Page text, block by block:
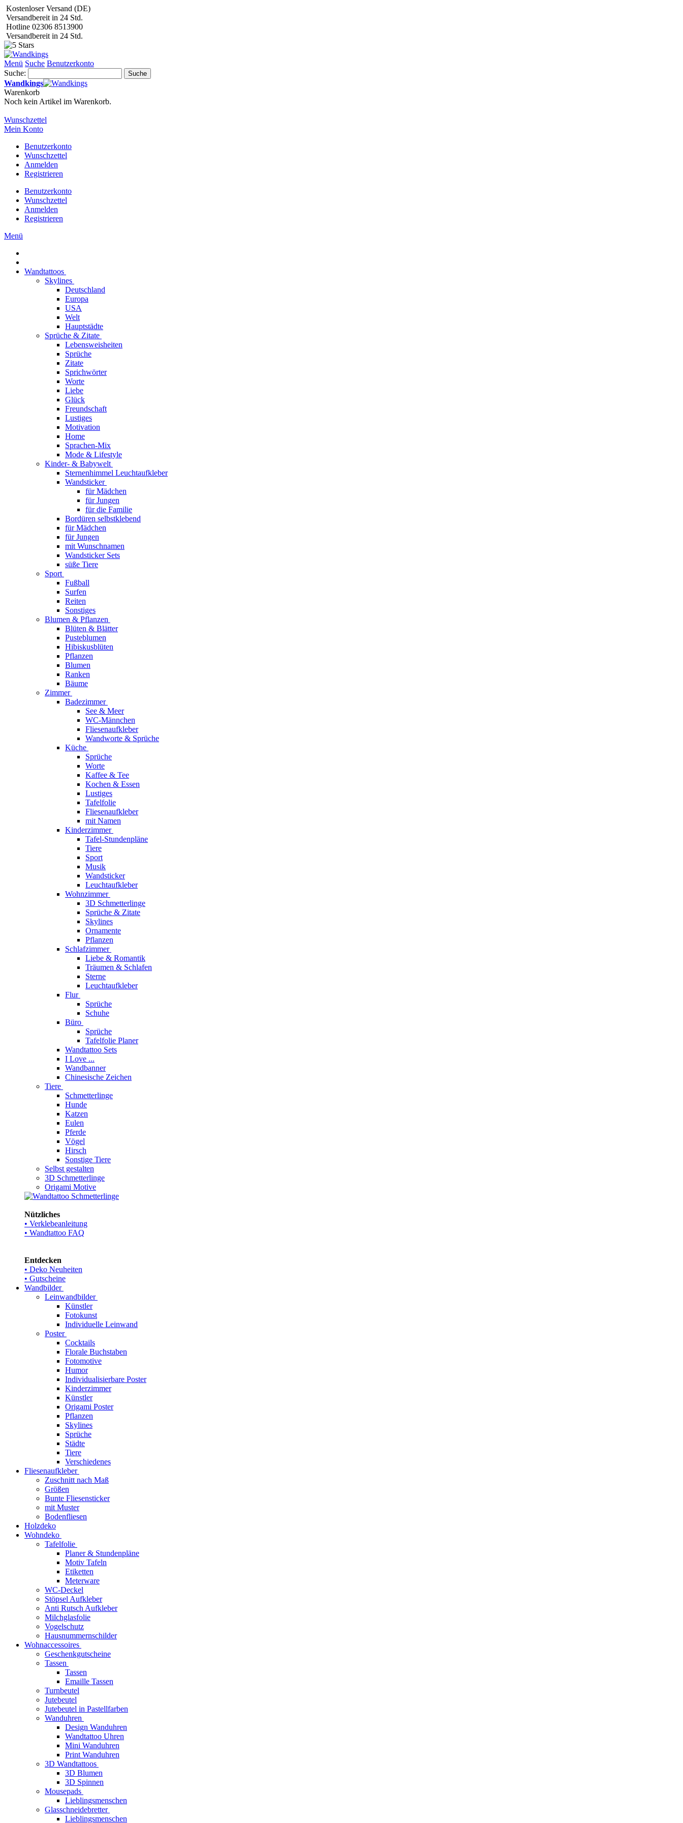
Kostenloser Versand (DE)
Versandbereit in 24 Std.
Hotline 02306 8513900
Versandbereit in 24 Std.
Menü Suche Benutzerkonto
Suche:
Suche
Wandkings
Warenkorb
Noch kein Artikel im Warenkorb.
Wunschzettel
Mein Konto
Benutzerkonto
Wunschzettel
Anmelden
Registrieren
Benutzerkonto
Wunschzettel
Anmelden
Registrieren
Menü
Wandtattoos
Skylines
Deutschland
Europa
USA
Welt
Hauptstädte
Sprüche & Zitate
Lebensweisheiten
Sprüche
Zitate
Sprichwörter
Worte
Liebe
Glück
Freundschaft
Lustiges
Motivation
Home
Sprachen-Mix
Mode & Lifestyle
Kinder- & Babywelt
Sternenhimmel Leuchtaufkleber
Wandsticker
für Mädchen
für Jungen
für die Familie
Bordüren selbstklebend
für Mädchen
für Jungen
mit Wunschnamen
Wandsticker Sets
süße Tiere
Sport
Fußball
Surfen
Reiten
Sonstiges
Blumen & Pflanzen
Blüten & Blätter
Pusteblumen
Hibiskusblüten
Pflanzen
Blumen
Ranken
Bäume
Zimmer
Badezimmer
See & Meer
WC-Männchen
Fliesenaufkleber
Wandworte & Sprüche
Küche
Sprüche
Worte
Kaffee & Tee
Kochen & Essen
Lustiges
Tafelfolie
Fliesenaufkleber
mit Namen
Kinderzimmer
Tafel-Stundenpläne
Tiere
Sport
Musik
Wandsticker
Leuchtaufkleber
Wohnzimmer
3D Schmetterlinge
Sprüche & Zitate
Skylines
Ornamente
Pflanzen
Schlafzimmer
Liebe & Romantik
Träumen & Schlafen
Sterne
Leuchtaufkleber
Flur
Sprüche
Schuhe
Büro
Sprüche
Tafelfolie Planer
Wandtattoo Sets
I Love ...
Wandbanner
Chinesische Zeichen
Tiere
Schmetterlinge
Hunde
Katzen
Eulen
Pferde
Vögel
Hirsch
Sonstige Tiere
Selbst gestalten
3D Schmetterlinge
Origami Motive
Nützliches
• Verklebeanleitung
• Wandtattoo FAQ
Entdecken
• Deko Neuheiten
• Gutscheine
Wandbilder
Leinwandbilder
Künstler
Fotokunst
Individuelle Leinwand
Poster
Cocktails
Florale Buchstaben
Fotomotive
Humor
Individualisierbare Poster
Kinderzimmer
Künstler
Origami Poster
Pflanzen
Skylines
Sprüche
Städte
Tiere
Verschiedenes
Fliesenaufkleber
Zuschnitt nach Maß
Größen
Bunte Fliesensticker
mit Muster
Bodenfliesen
Holzdeko
Wohndeko
Tafelfolie
Planer & Stundenpläne
Motiv Tafeln
Etiketten
Meterware
WC-Deckel
Stöpsel Aufkleber
Anti Rutsch Aufkleber
Milchglasfolie
Vogelschutz
Hausnummernschilder
Wohnaccessoires
Geschenkgutscheine
Tassen
Tassen
Emaille Tassen
Turnbeutel
Jutebeutel
Jutebeutel in Pastellfarben
Wanduhren
Design Wanduhren
Wandtattoo Uhren
Mini Wanduhren
Print Wanduhren
3D Wandtattoos
3D Blumen
3D Spinnen
Mousepads
Lieblingsmenschen
Glasschneidebretter
Lieblingsmenschen